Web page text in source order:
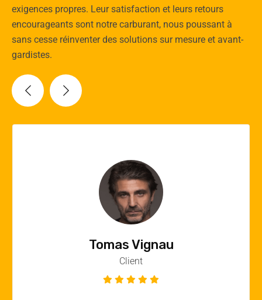
exigences propres. Leur satisfaction et leurs retours
encourageants sont notre carburant, nous poussant à
sans cesse réinventer des solutions sur mesure et avant-
gardistes.
Vincent Quere
Client